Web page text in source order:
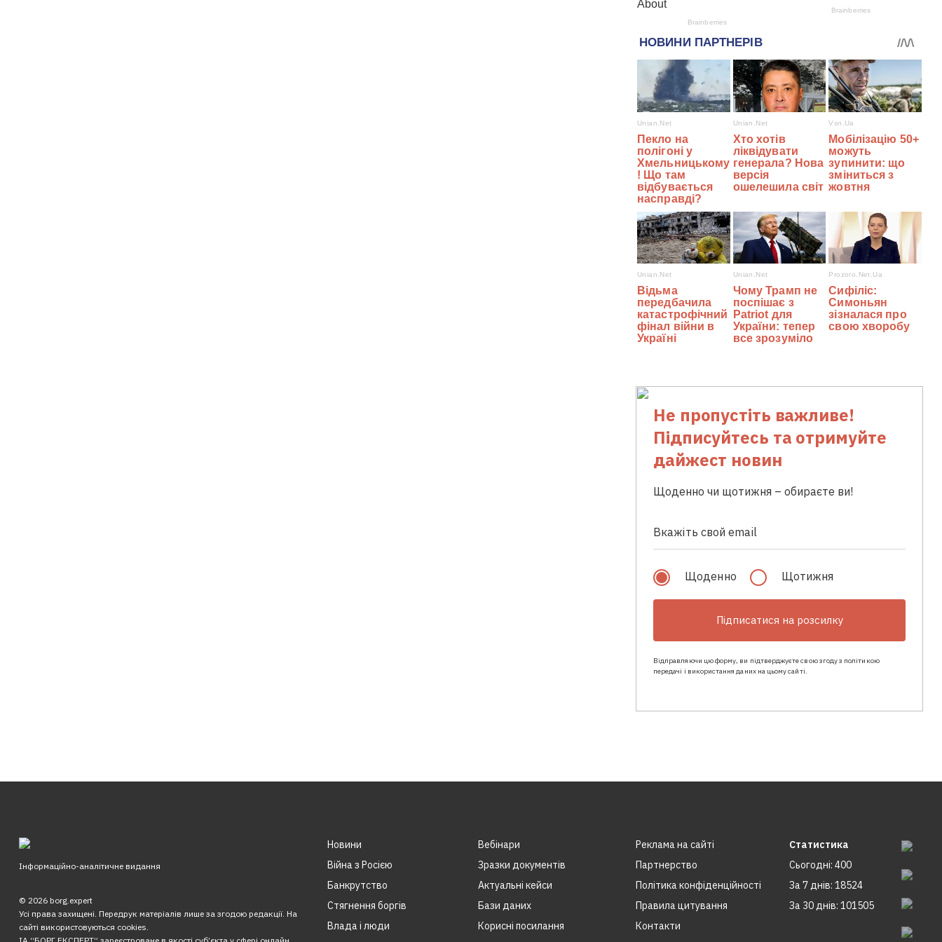
Не пропустіть важливе!
Підписуйтесь та отримуйте
дайжест новин
Щоденно чи щотижня – обираєте ви!
Щоденно Щотижня
Підписатися на розсилку
Відправляючи цю форму, ви підтверджуєте свою згоду з політикою
передачі і використання даних на цьому сайті.
Інформаційно-аналітичне видання
© 2026 borg.expert
Усі права захищені. Передрук матеріалів лише за згодою редакції. На
сайті використовуються cookies.
Новини
Війна з Росією
Банкрутство
Стягнення боргiв
Влада i люди
Вебінари
Зразки документів
Актуальні кейси
Бази даних
Корисні посилання
Реклама на сайтi
Партнерство
Політика конфіденційності
Правила цитування
Контакти
Статистика
Сьогодні: 400
За 7 днів: 18524
За 30 днів: 101505